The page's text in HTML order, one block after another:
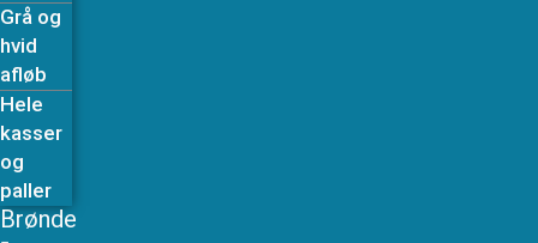
Grå og
hvid
afløb
Hele
kasser
og
paller
Brønde